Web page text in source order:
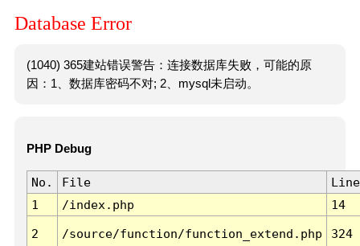
Database Error
(1040) 365建站错误警告：连接数据库失败，可能的原
因：1、数据库密码不对; 2、mysql未启动。
PHP Debug
No. File
Line
1
/index.php 14
2 /source/function/function_extend.php 324